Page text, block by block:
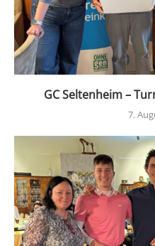
GC Seltenheim –
7.